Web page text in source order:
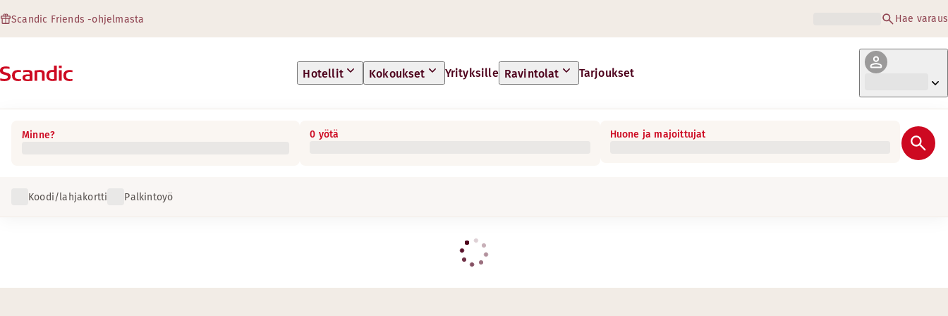
Scandic Friends -ohjelmasta Hae varaus
Hotellit Kokoukset Yrityksille Ravintolat Tarjoukset
Minne? 0 yötä Huone ja majoittujat
Koodi/lahjakortti Palkintoyö